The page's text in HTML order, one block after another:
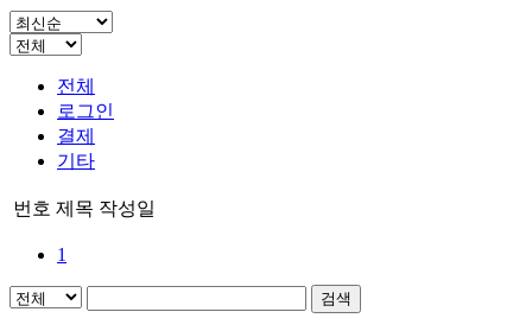
전체
로그인
결제
기타
번호 제목 작성일
1
검색